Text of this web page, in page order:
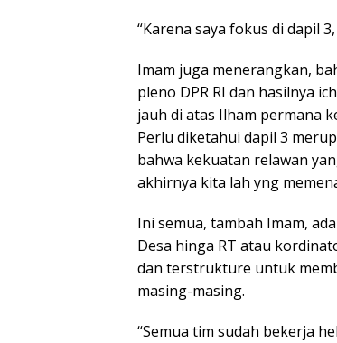
“Karena saya fokus di dapil
Imam juga menerangkan,
pleno DPR RI dan hasilnya
jauh di atas Ilham permana
Perlu diketahui dapil 3
bahwa kekuatan relawan
akhirnya kita lah yng
Ini semua, tambah Imam,
Desa hinga RT atau
dan terstrukture untuk
masing-masing.
“Semua tim sudah bekerja